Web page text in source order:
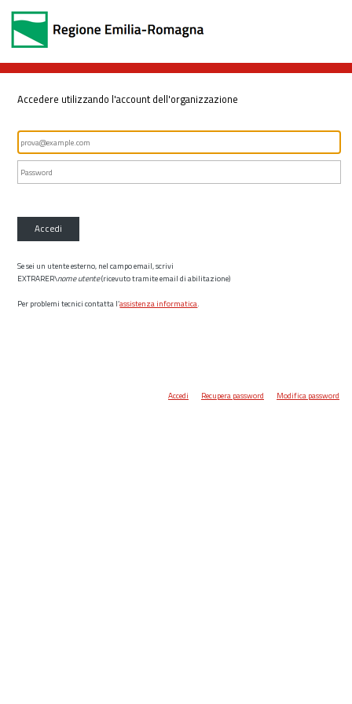
Accedere utilizzando l'account dell'organizzazione
Accedi
Se sei un utente esterno, nel campo email, scrivi
EXTRARER\nome utente(ricevuto tramite email di abilitazione)
Per problemi tecnici contatta l’assistenza informatica.
Accedi Recupera password Modifica password